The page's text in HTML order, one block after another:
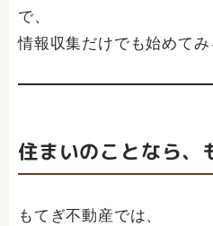
で、
情報収集だけでも始めてみ
住まいのことなら、
もてぎ不動産では、